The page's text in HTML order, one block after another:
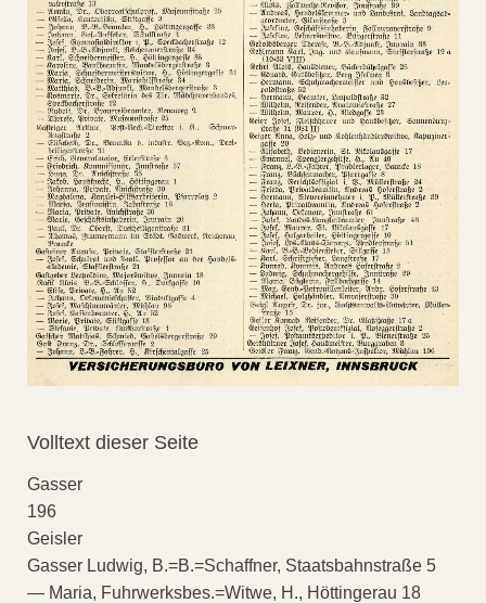
Volltext dieser Seite
Gasser
196
Geisler
Gasser Ludwig, B.=B.=Schaffner, Staatsbahnstraße 5
— Maria, Fuhrwerksbes.=Witwe, H., Höttingerau 18